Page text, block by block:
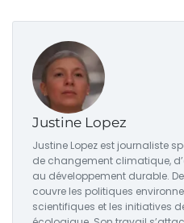
Justine Lopez
Justine Lopez est journaliste
de changement climatique,
au développement durable.
couvre les politiques
scientifiques et les initiatives